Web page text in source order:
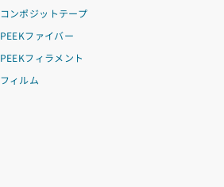
コンポジットテープ
PEEKファイバー
PEEKフィラメント
フィルム